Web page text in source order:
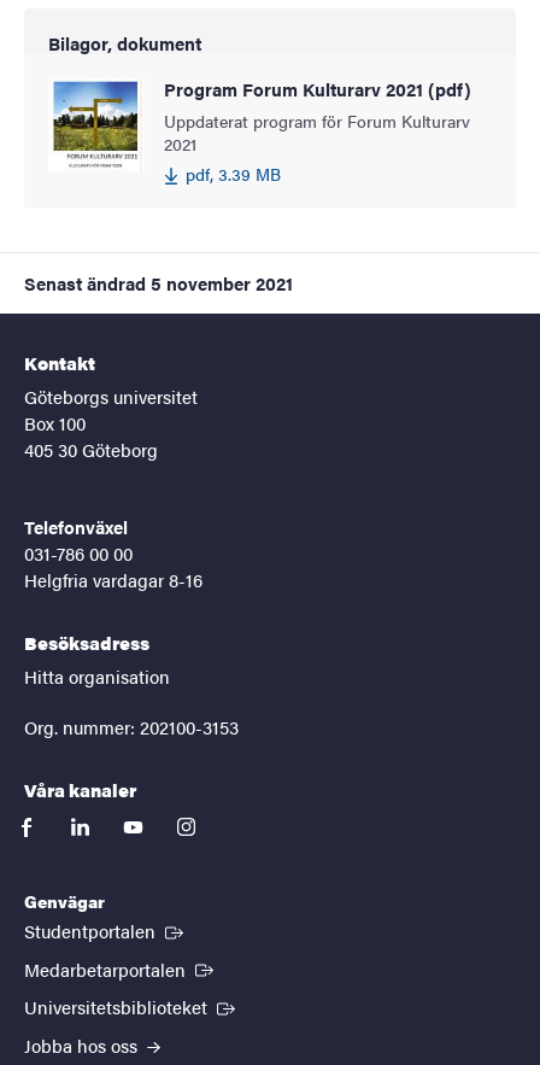
Bilagor, dokument
Program Forum Kulturarv 2021 (pdf)
Uppdaterat program för Forum Kulturarv
2021
pdf, 3.39 MB
Senast ändrad 5 november 2021
Kontakt
Göteborgs universitet
Box 100
405 30 Göteborg
Telefonväxel
031-786 00 00
Helgfria vardagar 8-16
Besöksadress
Hitta organisation
Org. nummer: 202100-3153
Våra kanaler
facebooklinkedinyoutubeinstagram
Genvägar
Studentportalen (Extern länk)
Medarbetarportalen (Extern länk)
Universitetsbiblioteket (Extern länk)
Jobba hos oss